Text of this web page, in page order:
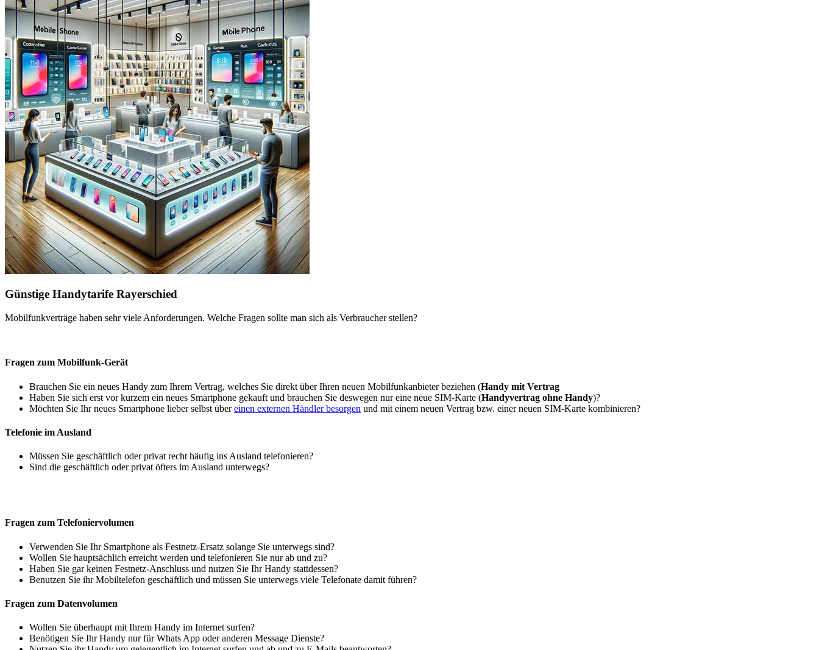
Günstige Handytarife Rayerschied
Mobilfunkverträge haben sehr viele Anforderungen. Welche Fragen sollte man sich als Verbraucher stellen?
Fragen zum Mobilfunk-Gerät
Brauchen Sie ein neues Handy zum Ihrem Vertrag, welches Sie direkt über Ihren neuen Mobilfunkanbieter beziehen (Handy mit Vertrag
Haben Sie sich erst vor kurzem ein neues Smartphone gekauft und brauchen Sie deswegen nur eine neue SIM-Karte (Handyvertrag ohne Handy)?
Möchten Sie Ihr neues Smartphone lieber selbst übereinen externen Händler besorgen und mit einem neuen Vertrag bzw. einer neuen SIM-Karte kombinieren?
Telefonie im Ausland
Müssen Sie geschäftlich oder privat recht häufig ins Ausland telefonieren?
Sind die geschäftlich oder privat öfters im Ausland unterwegs?
Fragen zum Telefoniervolumen
Verwenden Sie Ihr Smartphone als Festnetz-Ersatz solange Sie unterwegs sind?
Wollen Sie hauptsächlich erreicht werden und telefonieren Sie nur ab und zu?
Haben Sie gar keinen Festnetz-Anschluss und nutzen Sie Ihr Handy stattdessen?
Benutzen Sie ihr Mobiltelefon geschäftlich und müssen Sie unterwegs viele Telefonate damit führen?
Fragen zum Datenvolumen
Wollen Sie überhaupt mit Ihrem Handy im Internet surfen?
Benötigen Sie Ihr Handy nur für Whats App oder anderen Message Dienste?